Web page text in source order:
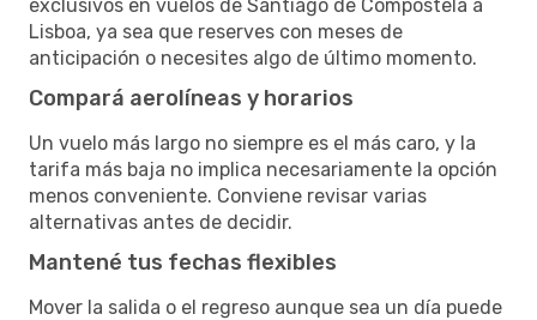
exclusivos en vuelos de Santiago de Compostela a
Lisboa, ya sea que reserves con meses de
anticipación o necesites algo de último momento.
Compará aerolíneas y horarios
Un vuelo más largo no siempre es el más caro, y la
tarifa más baja no implica necesariamente la opción
menos conveniente. Conviene revisar varias
alternativas antes de decidir.
Mantené tus fechas flexibles
Mover la salida o el regreso aunque sea un día puede